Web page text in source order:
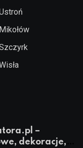
Mikołów
–
dekoracje,